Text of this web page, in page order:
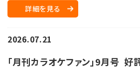
詳細を見る
2026.07.21
「月刊カラオケファン」9月号 好